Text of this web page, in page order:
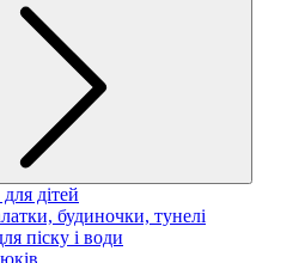
дітей
будиночки, тунелі
піску і води